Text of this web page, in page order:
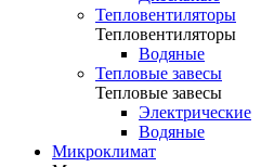
Тепловентиляторы
Тепловентиляторы
Водяные
Тепловые завесы
Тепловые завесы
Электрические
Водяные
Микроклимат